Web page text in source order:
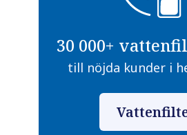
30 000+
till nöjda kunder i